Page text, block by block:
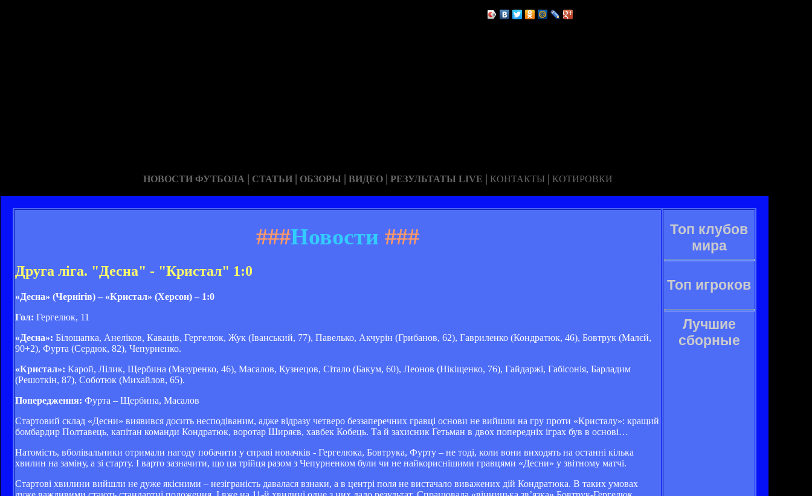
НОВОСТИ ФУТБОЛА | СТАТЬИ | ОБЗОРЫ | ВИДЕО | РЕЗУЛЬТАТЫ LIVE | КОНТАКТЫ | КОТИРОВКИ
###Новости ###
Друга ліга. "Десна" - "Кристал" 1:0
«Десна» (Чернігів) – «Кристал» (Херсон) – 1:0
Гол: Гергелюк, 11
«Десна»: Білошапка, Анеліков, Каваців, Гергелюк, Жук (Іванський, 77), Павелько, Акчурін (Грибанов, 62), Гавриленко (Кондратюк, 46), Бовтрук (Малєй,
90+2), Фурта (Сердюк, 82), Чепурненко.
«Кристал»: Карой, Лілик, Щербина (Мазуренко, 46), Масалов, Кузнецов, Сітало (Бакум, 60), Леонов (Нікіщенко, 76), Гайдаржі, Габісонія, Барладим
(Решоткін, 87), Соботюк (Михайлов, 65).
Попередження: Фурта – Щербина, Масалов
Стартовий склад «Десни» виявився досить несподіваним, адже відразу четверо беззаперечних гравці основи не вийшли на гру проти «Кристалу»: кращий
бомбардир Полтавець, капітан команди Кондратюк, воротар Ширяєв, хавбек Кобець. Та й захисник Гетьман в двох попередніх іграх був в основі…
Натомість, вболівальники отримали нагоду побачити у справі новачків - Гергелюка, Бовтрука, Фурту – не тоді, коли вони виходять на останні кілька
хвилин на заміну, а зі старту. І варто зазначити, що ця трійця разом з Чепурненком були чи не найкориснішими гравцями «Десни» у звітному матчі.
Стартові хвилини вийшли не дуже якісними – незіграність давалася взнаки, а в центрі поля не вистачало виважених дій Кондратюка. В таких умовах
Топ клубов
мира
Топ игроков
Лучшие
сборные